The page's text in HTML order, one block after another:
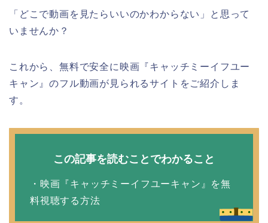
「どこで動画を見たらいいのかわからない」と思って
いませんか？
これから、無料で安全に映画『キャッチミーイフユー
キャン』のフル動画が見られるサイトをご紹介しま
す。
この記事を読むことでわかること
・映画『キャッチミーイフユーキャン』を無
料視聴する方法